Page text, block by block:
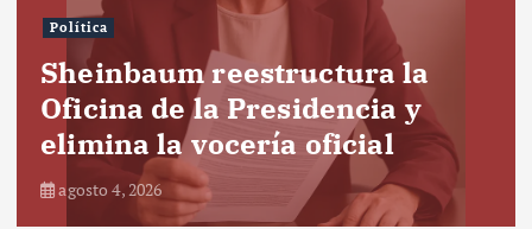
Política
Sheinbaum reestructura la
Oficina de la Presidencia y
elimina la vocería oficial
agosto 4, 2026